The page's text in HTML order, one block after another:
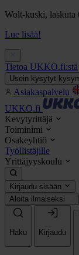
Wolt-kuski, laskuta
Lue lisää!
Tietoa UKKO.fi:stä
Usein kysytyt
Asiakaspalvelu
UKKO.fi
Kevytyrittäjä
Toiminimi
Osakeyhtiö
Työllistäjille
Yrittäjyyskoulu
Kirjaudu sisään
Aloita ilmaiseksi
Haku Kirjaudu